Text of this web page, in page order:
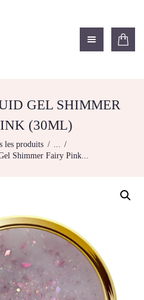
GEL SHIMMER
(30ML)
les produits
...
Shimmer Fairy Pink...
ABAAKIL
et shop Indigo